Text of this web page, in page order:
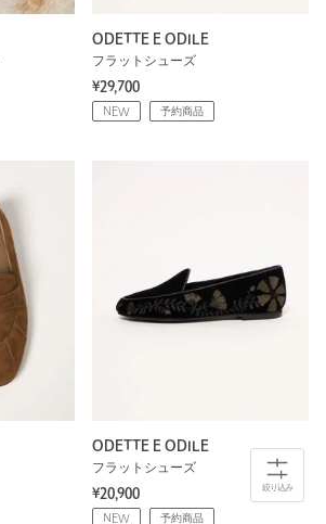
ODETTE E ODILE
フラットシューズ
¥29,700
NEW 予約商品
ODETTE E ODILE
フラットシューズ
¥20,900
NEW 予約商品
絞り込み